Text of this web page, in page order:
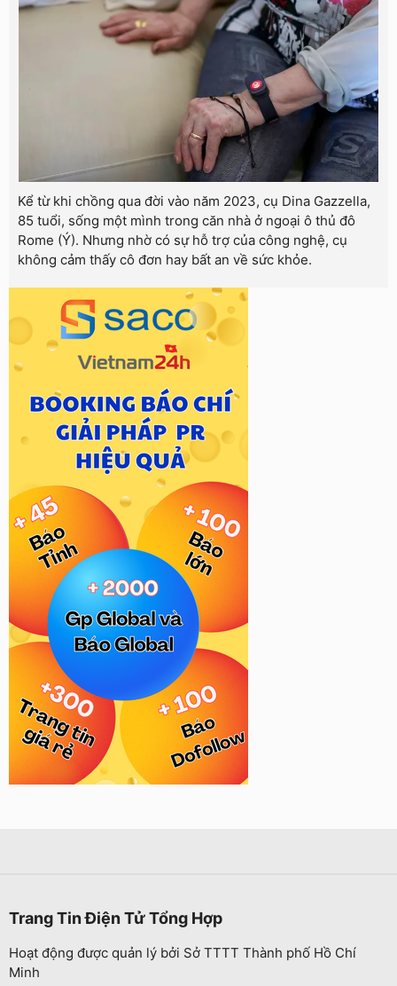
Kể từ khi chồng qua đời vào năm 2023, cụ Dina Gazzella,
85 tuổi, sống một mình trong căn nhà ở ngoại ô thủ đô
Rome (Ý). Nhưng nhờ có sự hỗ trợ của công nghệ, cụ
không cảm thấy cô đơn hay bất an về sức khỏe.
Trang Tin Điện Tử Tổng Hợp
Hoạt động được quản lý bởi Sở TTTT Thành phố Hồ Chí
Minh